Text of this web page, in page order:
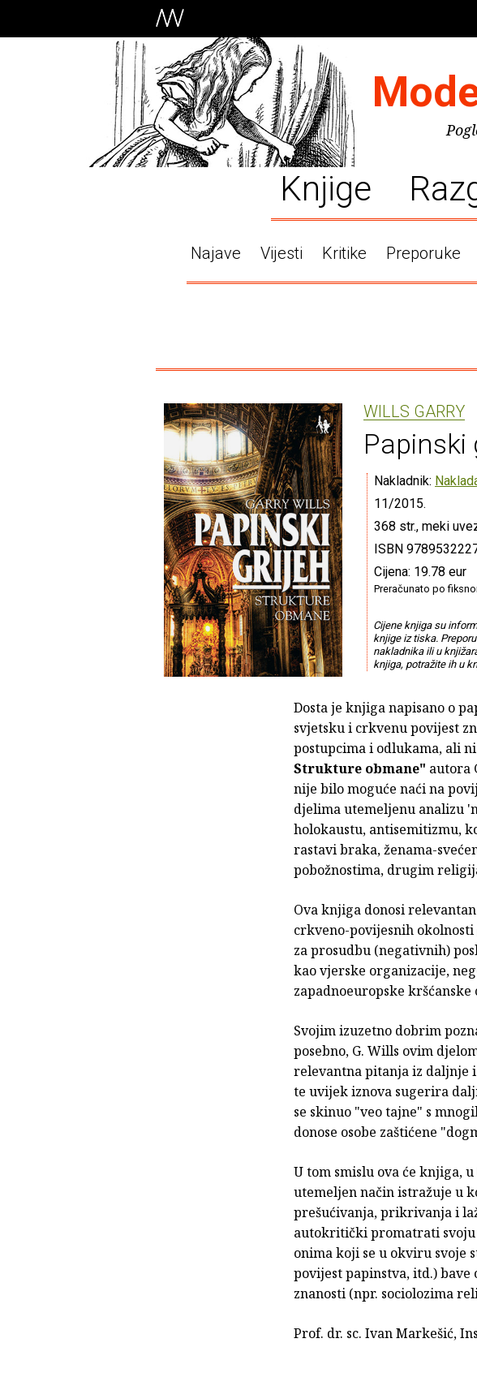
Knjige
Najave Vijesti Kritike Preporuke
WILLS GARRY
Papinski
Nakladnik:
11/2015.
368 str., meki
ISBN
Cijena: 19.78 eur
Preračunato po
Cijene knjiga su
knjige iz tiska.
nakladnika ili u
knjiga, potražite ih u
Dosta je knjiga napisano o
svjetsku i crkvenu povijest
postupcima i odlukama, ali
Strukture obmane" autora
nije bilo moguće naći na
djelima utemeljenu analizu
holokaustu, antisemitizmu,
rastavi braka, ženama-
pobožnostima, drugim
Ova knjiga donosi
crkveno-povijesnih
za prosudbu (negativnih)
kao vjerske organizacije,
zapadnoeuropske
Svojim izuzetno dobrim
posebno, G. Wills ovim
relevantna pitanja iz daljnje
te uvijek iznova sugerira
se skinuo "veo tajne" s
donose osobe zaštićene
U tom smislu ova će knjiga,
utemeljen način istražuje u
prešućivanja, prikrivanja i
autokritički promatrati
onima koji se u okviru svoje
povijest papinstva, itd.)
znanosti (npr. sociolozima
Prof. dr. sc. Ivan Markešić,